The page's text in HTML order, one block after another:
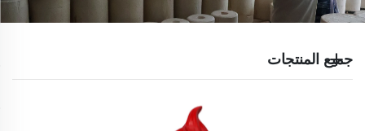
جميع المنتجات